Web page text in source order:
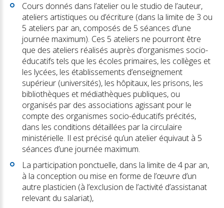
Cours donnés dans l’atelier ou le studio de l’auteur,
ateliers artistiques ou d’écriture (dans la limite de 3 ou
5 ateliers par an, composés de 5 séances d’une
journée maximum). Ces 5 ateliers ne pourront être
que des ateliers réalisés auprès d’organismes socio-
éducatifs tels que les écoles primaires, les collèges et
les lycées, les établissements d’enseignement
supérieur (universités), les hôpitaux, les prisons, les
bibliothèques et médiathèques publiques, ou
organisés par des associations agissant pour le
compte des organismes socio-éducatifs précités,
dans les conditions détaillées par la circulaire
ministérielle. Il est précisé qu’un atelier équivaut à 5
séances d’une journée maximum.
La participation ponctuelle, dans la limite de 4 par an,
à la conception ou mise en forme de l’œuvre d’un
autre plasticien (à l’exclusion de l’activité d’assistanat
relevant du salariat),